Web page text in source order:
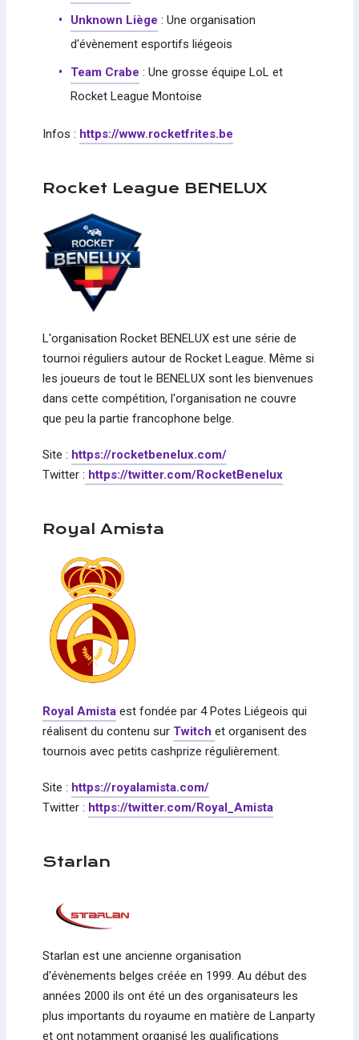
Unknown Liège : Une organisation
d'évènement esportifs liégeois
Team Crabe : Une grosse équipe LoL et
Rocket League Montoise
Infos : https://www.rocketfrites.be
Rocket League BENELUX
L'organisation Rocket BENELUX est une série de
tournoi réguliers autour de Rocket League. Même si
les joueurs de tout le BENELUX sont les bienvenues
dans cette compétition, l'organisation ne couvre
que peu la partie francophone belge.
Site : https://rocketbenelux.com/
Twitter : https://twitter.com/RocketBenelux
Royal Amista
Royal Amistaest fondée par 4 Potes Liégeois qui
réalisent du contenu sur Twitch et organisent des
tournois avec petits cashprize régulièrement.
Site : https://royalamista.com/
Twitter : https://twitter.com/Royal_Amista
Starlan
Starlan est une ancienne organisation
d'évènements belges créée en 1999. Au début des
années 2000 ils ont été un des organisateurs les
plus importants du royaume en matière de Lanparty
et ont notamment organisé les qualifications